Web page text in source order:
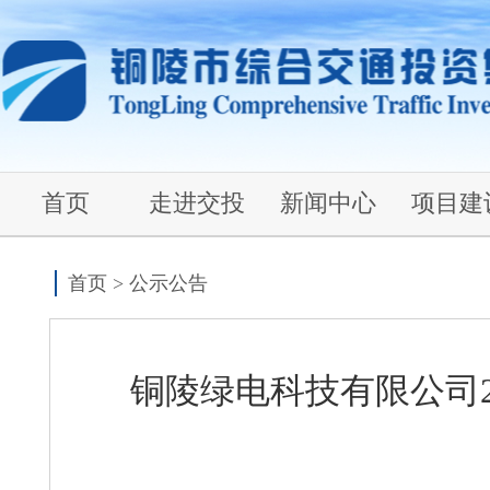
首页 走进交投 新闻中心 项目建
首页 > 公示公告
铜陵绿电科技有限公司